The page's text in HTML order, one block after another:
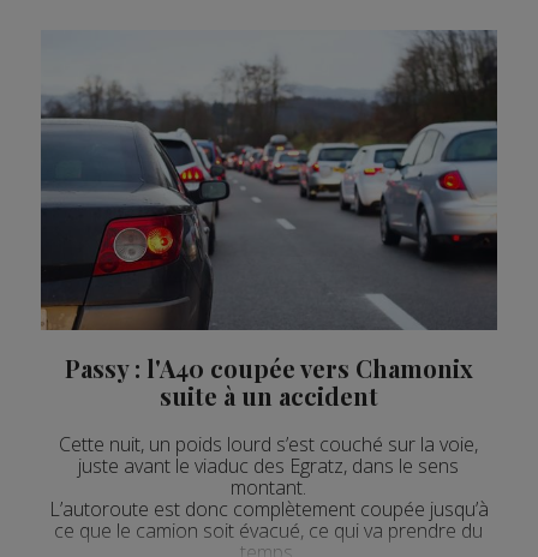
Actualités Régionales 08h34 2'24"
29.07.2026 Actualités Régionales 08h04
Actualités Régionales 07h33 2'06"
29.07.2026 Actualités Régionales 07h04 3'04"
Actualités Régionales 13h02
28.07.2026 Actualités Régionales 12h02
Actualités Régionales 09h04
28.07.2026 Actualités Régionales 08h32 2'12"
Actualités Régionales 08h04
28.07.2026 Actualités Régionales 07h32 2'05"
Passy : l'A40 coupée vers Chamonix
suite à un accident
Cette nuit, un poids lourd s’est couché sur la voie,
juste avant le viaduc des Egratz, dans le sens
montant.
L’autoroute est donc complètement coupée jusqu’à
ce que le camion soit évacué, ce qui va prendre du